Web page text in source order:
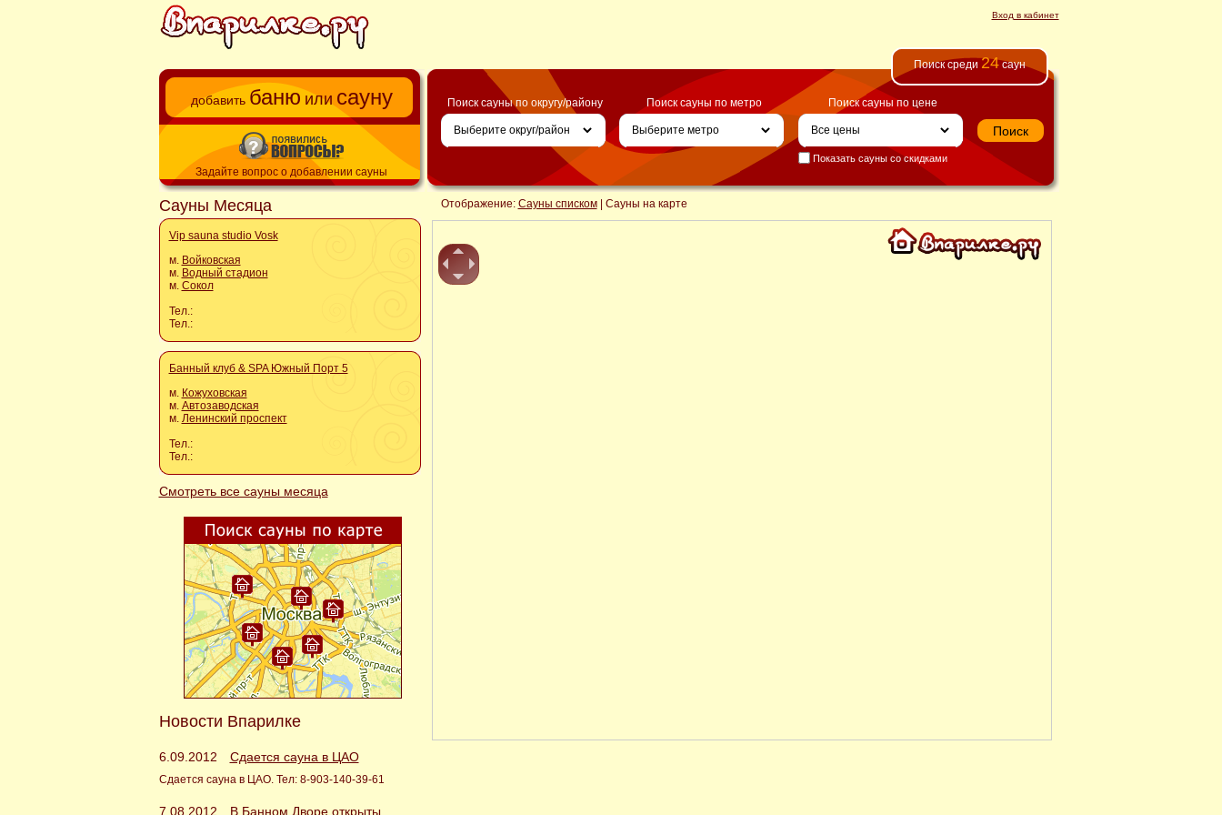
Вход в кабинет
добавить баню или сауну
Задайте вопрос о добавлении сауны
Сауны Месяца
Vip sauna studio Vosk
м. Войковская
м. Водный стадион
м. Сокол
Тел.:
Тел.:
Банный клуб & SPA Южный Порт 5
м. Кожуховская
м. Автозаводская
м. Ленинский проспект
Тел.:
Тел.:
Смотреть все сауны месяца
Новости Впарилке
6.09.2012 Сдается сауна в ЦАО
Сдается сауна в ЦАО. Тел: 8-903-140-39-61
7.08.2012 В Банном Дворе открыты
Поиск среди 24саун
Поиск сауны по округу/району Поиск сауны по метро Поиск сауны по цене
Показать сауны со скидками
Отображение: Сауны списком| Сауны на карте